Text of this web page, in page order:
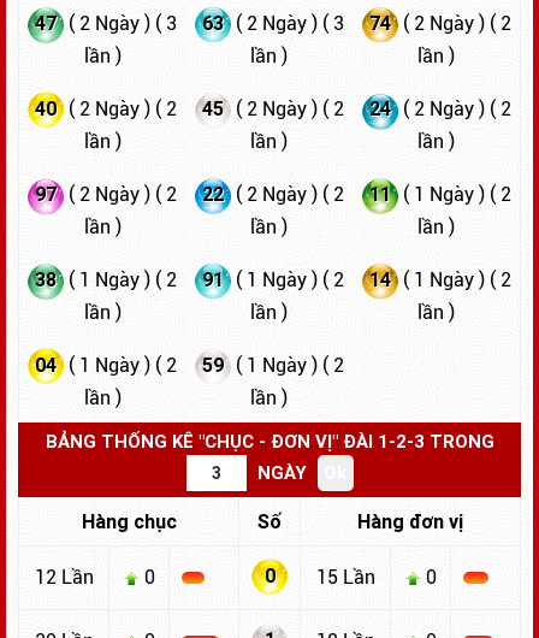
47 ( 2 Ngày ) ( 3
lần )
63 ( 2 Ngày ) ( 3
lần )
74 ( 2 Ngày ) ( 2
lần )
40 ( 2 Ngày ) ( 2
lần )
45 ( 2 Ngày ) ( 2
lần )
24 ( 2 Ngày ) ( 2
lần )
97 ( 2 Ngày ) ( 2
lần )
22 ( 2 Ngày ) ( 2
lần )
11 ( 1 Ngày ) ( 2
lần )
38 ( 1 Ngày ) ( 2
lần )
91 ( 1 Ngày ) ( 2
lần )
14 ( 1 Ngày ) ( 2
lần )
04 ( 1 Ngày ) ( 2
lần )
59 ( 1 Ngày ) ( 2
lần )
BẢNG THỐNG KÊ "CHỤC - ĐƠN VỊ" ĐÀI 1-2-3 TRONG
NGÀY
Hàng chục Số Hàng đơn vị
12 Lần 0 0 15 Lần 0